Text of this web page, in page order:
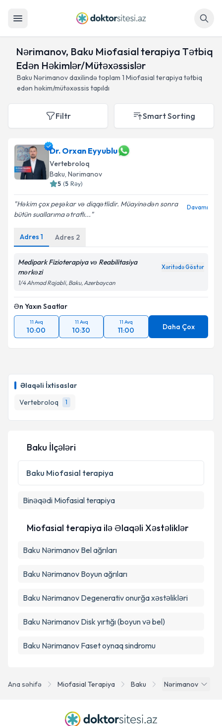
Nərimanov, Baku Miofasial terapiya Tətbiq
Edən Həkimlər/Mütəxəssislər
Baku Nərimanov daxilində toplam 1 Miofasial terapiya tətbiq
edən həkim/mütəxəssis tapıldı
Əlaqəli İxtisaslar
Vertebroloq
1
Filtr Smart Sorting
Dr. Orxan Eyyublu
Vertebroloq
Baku, Nərimanov
5 (5 Rəy)
Həkim çox peşəkar və diqqətlidir. Müayinədən sonra
bütün suallarıma ətraflı...
Davamı
Adres 1 Adres 2
Medipark Fizioterapiya və Reabilitasiya
mərkəzi
Xəritədə Göstər
1/4 Ahmad Rajabli, Baku, Azerbaycan
Ən Yaxın Saatlar
11 Avq
10:00
11 Avq
10:30
11 Avq
11:00 Daha Çox
Ana səhifə Miofasial Terapiya Baku Nərimanov
Baku İlçələri
Baku Miofasial terapiya
Binəqədi Miofasial terapiya
Miofasial terapiya ilə Əlaqəli Xəstəliklər
Baku Nərimanov Bel ağrıları
Baku Nərimanov Boyun ağrıları
Baku Nərimanov Degenerativ onurğa xəstəlikləri
Baku Nərimanov Disk yırtığı (boyun və bel)
Baku Nərimanov Faset oynaq sindromu